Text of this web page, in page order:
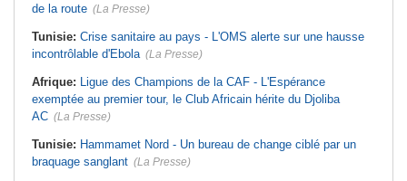
de la route (La Presse)
Tunisie: Crise sanitaire au pays - L'OMS alerte sur une hausse
incontrôlable d'Ebola (La Presse)
Afrique: Ligue des Champions de la CAF - L'Espérance
exemptée au premier tour, le Club Africain hérite du Djoliba
AC (La Presse)
Tunisie: Hammamet Nord - Un bureau de change ciblé par un
braquage sanglant (La Presse)